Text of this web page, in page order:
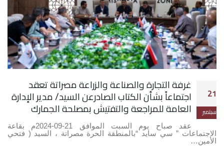
21
سبتمبر
غرفة التجارة والصناعة والزراعة مصراتة تعقد
اجتماعاً بشأن الكتاب الصادرعن السيد/ مدير الإدارة
العامة للمراجعة والتفتيش بمصلحة الجمارك
عقد صباح يوم السبت الموافق 21-09-2024م بقاعة
الاجتماعات ” سي سايد “بالمنطقة الحرة مصراتة ، السيد ( فتحي
الأمين…